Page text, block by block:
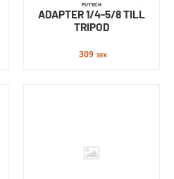
FUTECH
ADAPTER 1/4-5/8 TILL
TRIPOD
309 SEK